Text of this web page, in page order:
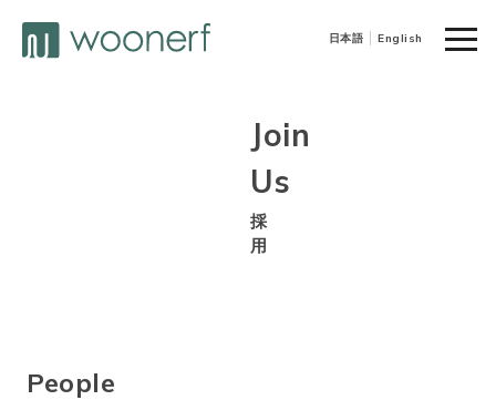
日本語 English
Join
Us
採
用
People